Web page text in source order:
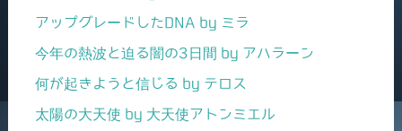
アップグレードしたDNA by ミラ
今年の熱波と迫る闇の3日間 by アハラーン
何が起きようと信じる by テロス
太陽の大天使 by 大天使アトンミエル